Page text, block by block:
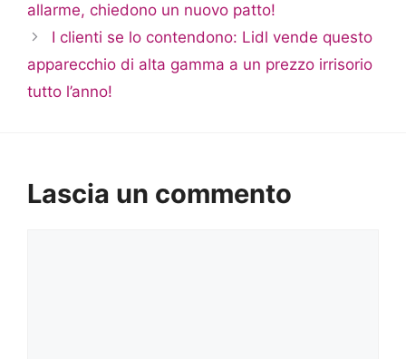
allarme, chiedono un nuovo patto!
I clienti se lo contendono: Lidl vende questo
apparecchio di alta gamma a un prezzo irrisorio
tutto l’anno!
Lascia un commento